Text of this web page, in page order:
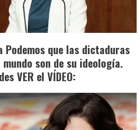
Podemos que las dictaduras
mundo son de su ideología.
VER el VÍDEO: